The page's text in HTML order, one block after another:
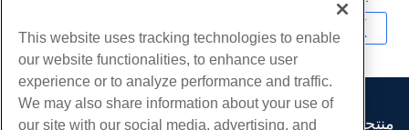
منتجات
This website uses tracking technologies to enable
our website functionalities, to enhance user
experience or to analyze performance and traffic.
We may also share information about your use of
our site with our social media, advertising, and